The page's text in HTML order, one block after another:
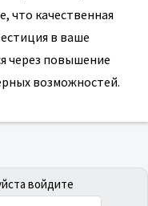
что качественная
в ваше
через повышение
возможностей.
войдите